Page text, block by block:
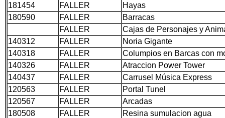
181454
FALLER
Hayas
180590
FALLER
Barracas
FALLER
Cajas de Personajes y
140312
FALLER
Noria Gigante
140318
FALLER
Columpios en Barcas con
140326
FALLER
Atraccion Power Tower
140437
FALLER
Carrusel Música Express
120563
FALLER
Portal Tunel
120567
FALLER
Arcadas
180508
FALLER
Resina sumulacion agua